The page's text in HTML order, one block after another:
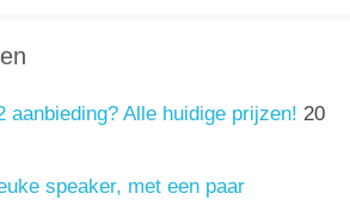
aanbieding? Alle huidige prijzen! 20
speaker, met een paar